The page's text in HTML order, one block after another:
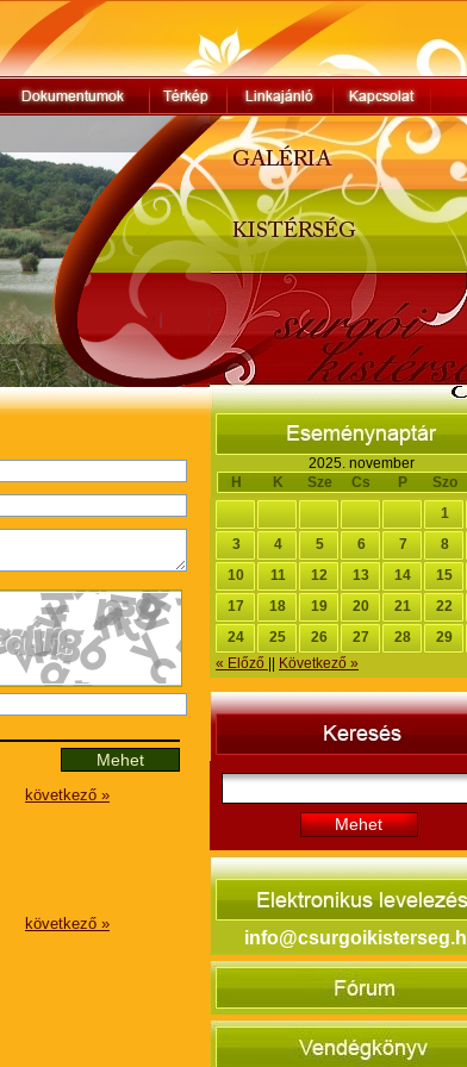
következő »
következő »
2025. november
H
K Sze Cs P
Szo
1
3
4 5 6 7
8
10
11 12 13 14
15
17
18 19 20 21
22
24
25 26 27 28
29
« Előző
Következő »
Mehet